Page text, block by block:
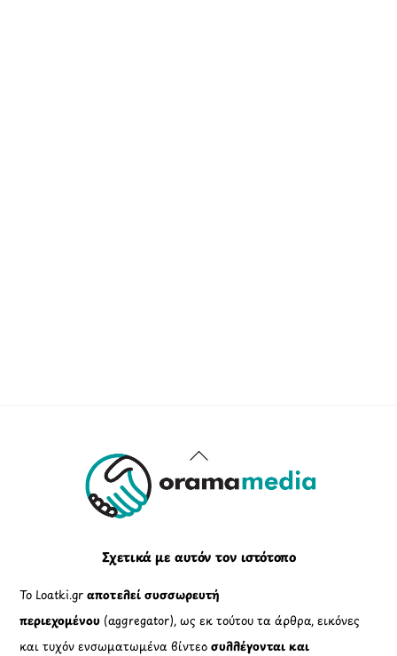
Back
To
Σχετικά με αυτόν τον ιστότοπο
Το Loatki.grαποτελεί συσσωρευτή
περιεχομένου (aggregator), ως εκ τούτου τα άρθρα, εικόνες
και τυχόν ενσωματωμένα βίντεοσυλλέγονται και